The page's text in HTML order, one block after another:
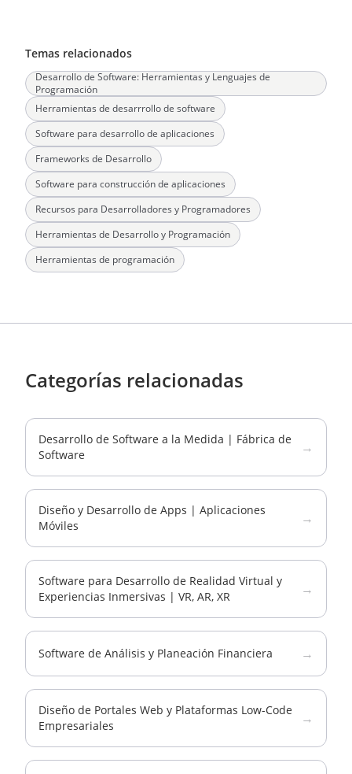
Temas relacionados
Desarrollo de Software: Herramientas y Lenguajes de
Programación
Herramientas de desarrrollo de software
Software para desarrollo de aplicaciones
Frameworks de Desarrollo
Software para construcción de aplicaciones
Recursos para Desarrolladores y Programadores
Herramientas de Desarrollo y Programación
Herramientas de programación
Categorías relacionadas
Desarrollo de Software a la Medida | Fábrica de
Software
→
Diseño y Desarrollo de Apps | Aplicaciones
Móviles
→
Software para Desarrollo de Realidad Virtual y
Experiencias Inmersivas | VR, AR, XR
→
Software de Análisis y Planeación Financiera →
Diseño de Portales Web y Plataformas Low-Code
Empresariales
→